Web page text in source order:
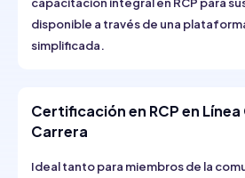
disponible a través de una
simplificada.
Certificación en RCP en
Carrera
Ideal tanto para miembros de la